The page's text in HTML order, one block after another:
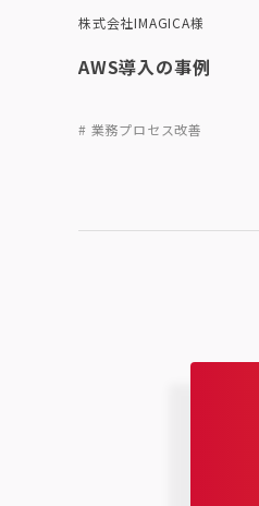
株式会社IMAGICA様
AWS導入の事例
# 業務プロセス改善